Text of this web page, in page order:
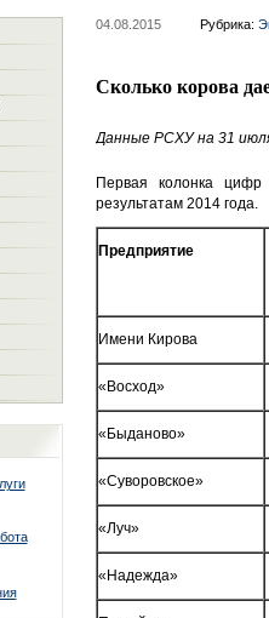
04.08.2015 Рубрика:
Сколько корова
Данные РСХУ на 31
Первая колонка
результатам 2014 года.
Предприятие
Имени Кирова
«Восход»
«Быданово»
«Суворовское»
«Луч»
«Надежда»